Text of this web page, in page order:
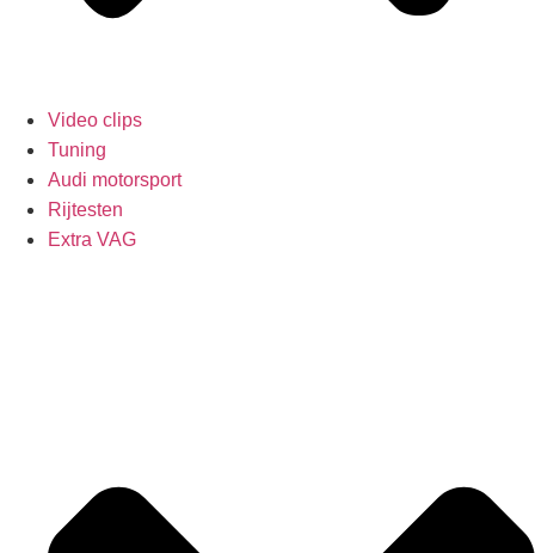
Video clips
Tuning
Audi motorsport
Rijtesten
Extra VAG